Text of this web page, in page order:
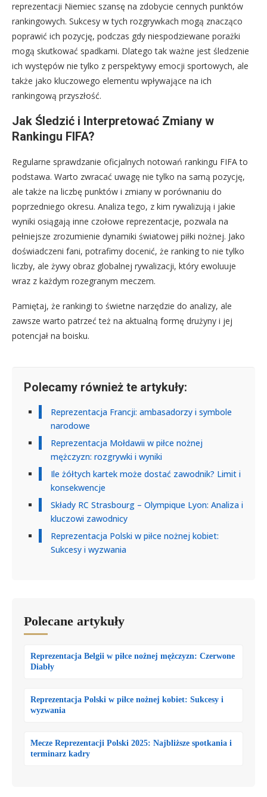
reprezentacji Niemiec szansę na zdobycie cennych punktów
rankingowych. Sukcesy w tych rozgrywkach mogą znacząco
poprawić ich pozycję, podczas gdy niespodziewane porażki
mogą skutkować spadkami. Dlatego tak ważne jest śledzenie
ich występów nie tylko z perspektywy emocji sportowych, ale
także jako kluczowego elementu wpływające na ich
rankingową przyszłość.
Jak Śledzić i Interpretować Zmiany w
Rankingu FIFA?
Regularne sprawdzanie oficjalnych notowań rankingu FIFA to
podstawa. Warto zwracać uwagę nie tylko na samą pozycję,
ale także na liczbę punktów i zmiany w porównaniu do
poprzedniego okresu. Analiza tego, z kim rywalizują i jakie
wyniki osiągają inne czołowe reprezentacje, pozwala na
pełniejsze zrozumienie dynamiki światowej piłki nożnej. Jako
doświadczeni fani, potrafimy docenić, że ranking to nie tylko
liczby, ale żywy obraz globalnej rywalizacji, który ewoluuje
wraz z każdym rozegranym meczem.
Pamiętaj, że rankingi to świetne narzędzie do analizy, ale
zawsze warto patrzeć też na aktualną formę drużyny i jej
potencjał na boisku.
Polecamy również te artykuły:
Reprezentacja Francji: ambasadorzy i symbole
narodowe
Reprezentacja Mołdawii w piłce nożnej
mężczyzn: rozgrywki i wyniki
Ile żółtych kartek może dostać zawodnik? Limit i
konsekwencje
Składy RC Strasbourg – Olympique Lyon: Analiza i
kluczowi zawodnicy
Reprezentacja Polski w piłce nożnej kobiet:
Sukcesy i wyzwania
Polecane artykuły
Reprezentacja Belgii w piłce nożnej mężczyzn: Czerwone
Diabły
Reprezentacja Polski w piłce nożnej kobiet: Sukcesy i
wyzwania
Mecze Reprezentacji Polski 2025: Najbliższe spotkania i
terminarz kadry